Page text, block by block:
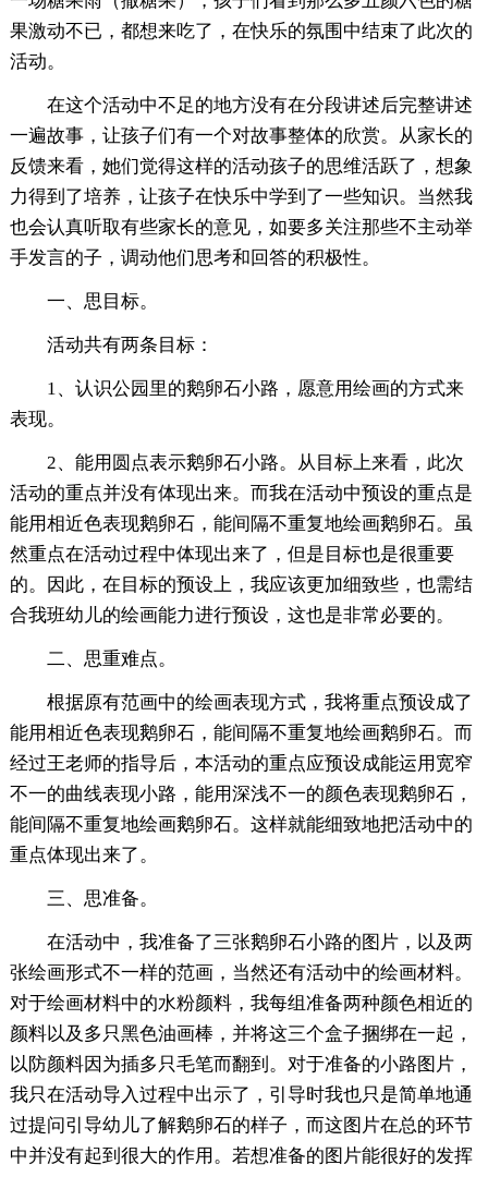
果激动不已，都想来吃了，在快乐的氛围中结束了此次的
活动。
在这个活动中不足的地方没有在分段讲述后完整讲述
一遍故事，让孩子们有一个对故事整体的欣赏。从家长的
反馈来看，她们觉得这样的活动孩子的思维活跃了，想象
力得到了培养，让孩子在快乐中学到了一些知识。当然我
也会认真听取有些家长的意见，如要多关注那些不主动举
手发言的子，调动他们思考和回答的积极性。
一、思目标。
活动共有两条目标：
1、认识公园里的鹅卵石小路，愿意用绘画的方式来
表现。
2、能用圆点表示鹅卵石小路。从目标上来看，此次
活动的重点并没有体现出来。而我在活动中预设的重点是
能用相近色表现鹅卵石，能间隔不重复地绘画鹅卵石。虽
然重点在活动过程中体现出来了，但是目标也是很重要
的。因此，在目标的预设上，我应该更加细致些，也需结
合我班幼儿的绘画能力进行预设，这也是非常必要的。
二、思重难点。
根据原有范画中的绘画表现方式，我将重点预设成了
能用相近色表现鹅卵石，能间隔不重复地绘画鹅卵石。而
经过王老师的指导后，本活动的重点应预设成能运用宽窄
不一的曲线表现小路，能用深浅不一的颜色表现鹅卵石，
能间隔不重复地绘画鹅卵石。这样就能细致地把活动中的
重点体现出来了。
三、思准备。
在活动中，我准备了三张鹅卵石小路的图片，以及两
张绘画形式不一样的范画，当然还有活动中的绘画材料。
对于绘画材料中的水粉颜料，我每组准备两种颜色相近的
颜料以及多只黑色油画棒，并将这三个盒子捆绑在一起，
以防颜料因为插多只毛笔而翻到。对于准备的小路图片，
我只在活动导入过程中出示了，引导时我也只是简单地通
过提问引导幼儿了解鹅卵石的样子，而这图片在总的环节
中并没有起到很大的作用。若想准备的图片能很好的发挥